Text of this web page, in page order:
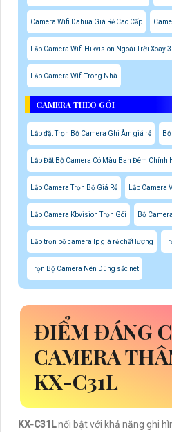
Camera Wifi Dahua Giá Rẻ Cao Cấp
Lắp Camera Wifi Hikvision Ngoài Trời Xoay
Lắp Camera Wifi Trong Nhà
CAMERA THEO GÓI
Lắp đặt Trọn Bộ Camera Ghi Âm giá rẻ
Lắp Đặt Bộ Camera Có Màu Ban Đêm Chính
Lắp Camera Trọn Bộ Giá Rẻ Lắp Camera
Lắp Camera Kbvision Trọn Gói Bộ
Lắp trọn bộ camera Ip giá rẻ chất lượng
Trọn Bộ Camera Nên Dùng sắc nét
ĐIỂM ĐÁNG
CAMERA
KX-C31L
KX-C31Lnổi bật với khả năng ghi